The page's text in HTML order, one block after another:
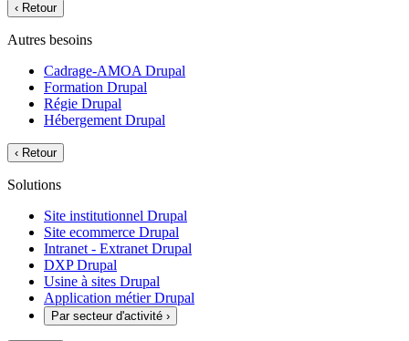
‹ Retour
Autres besoins
Cadrage-AMOA Drupal
Formation Drupal
Régie Drupal
Hébergement Drupal
‹ Retour
Solutions
Site institutionnel Drupal
Site ecommerce Drupal
Intranet - Extranet Drupal
DXP Drupal
Usine à sites Drupal
Application métier Drupal
Par secteur d'activité ›